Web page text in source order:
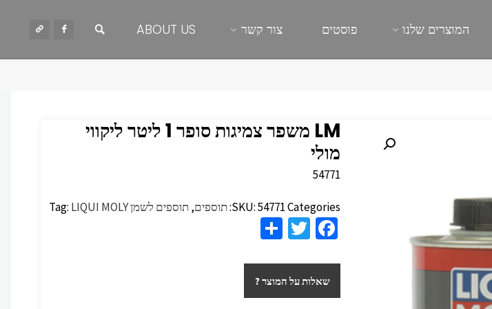
המוצרים שלנו פוסטים צור קשר ABOUT US
LM משפר צמיגות סופר 1 ליטר ליקווי
מולי
54771
SKU:54771Categories: תוספים, תוספים לשמן Tag: LIQUI MOLY
Fa
b
o
T
tt
er
ar
eשאלות על המוצר ?